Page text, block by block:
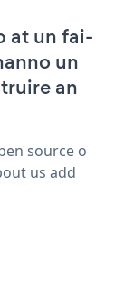
at un fai-
un
an
source o
us add